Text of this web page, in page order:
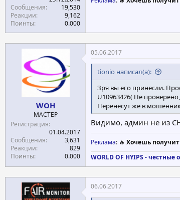
Сообщения
19,530
Реакции
9,162
Поинты
0.000
WOH
МАСТЕР
Регистрация
01.04.2017
Сообщения
3,631
Реакции
829
Поинты
0.000
05.06.2017
tionio написал(а):
Зря вы его принесли.
U10963426( Не
Перенесут же в
Видимо, админ не из
Реклама: 🔥 Хочешь
WORLD OF HYIPS -
06.06.2017